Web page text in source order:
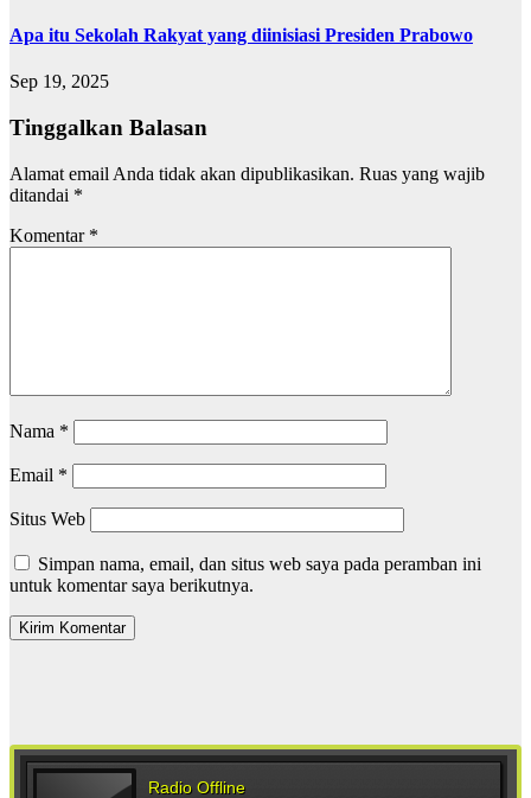
Apa itu Sekolah Rakyat yang diinisiasi Presiden Prabowo
Sep 19, 2025
Tinggalkan Balasan
Alamat email Anda tidak akan dipublikasikan. Ruas yang wajib
ditandai *
Komentar *
Nama *
Email *
Situs Web
Simpan nama, email, dan situs web saya pada peramban ini
untuk komentar saya berikutnya.